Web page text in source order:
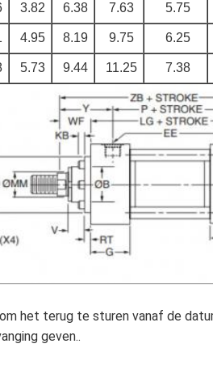
3.82 6.38 7.63 5.75
4.95 8.19 9.75 6.25
5.73 9.44 11.25 7.38
het terug te sturen vanaf de
geven..